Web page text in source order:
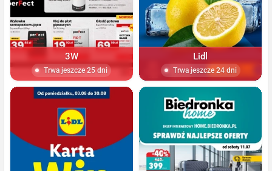
3W
Trwa jeszcze 25 dni
Lidl
Trwa jeszcze 24 dni